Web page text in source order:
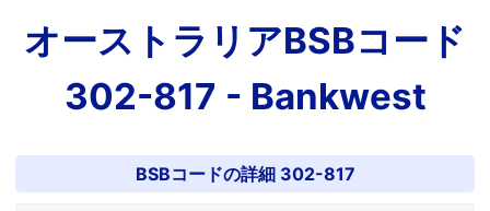
オーストラリアBSBコード
302-817 - Bankwest
BSBコードの詳細 302-817